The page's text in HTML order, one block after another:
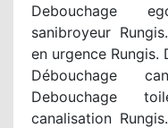
Debouchage
sanibroyeur
en urgence Rungis.
Débouchage
Debouchage
canalisation